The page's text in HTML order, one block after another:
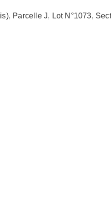
Parcelle J, Lot N°1073,